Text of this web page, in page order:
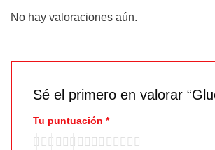
No hay valoraciones aún.
Sé el primero en valorar
Tu puntuación *